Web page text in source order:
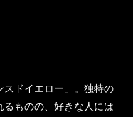
ドイエロー」。独特の
ものの、好きな人には